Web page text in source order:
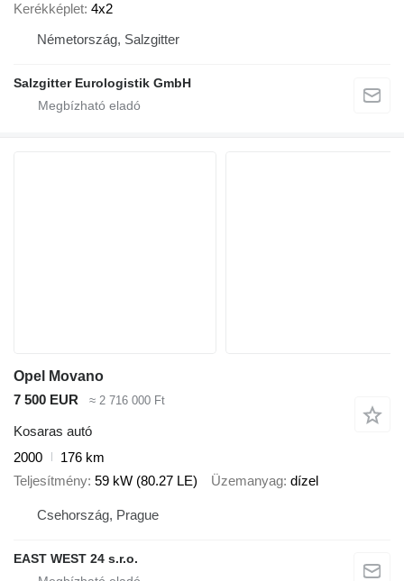
Kerékképlet 4x2
Németország, Salzgitter
Salzgitter Eurologistik GmbH
Opel Movano
7 500 EUR
≈ 2 716 000 Ft
Kosaras autó
2000
176 km
Teljesítmény 59 kW (80.27 LE) Üzemanyag dízel
Csehország, Prague
EAST WEST 24 s.r.o.